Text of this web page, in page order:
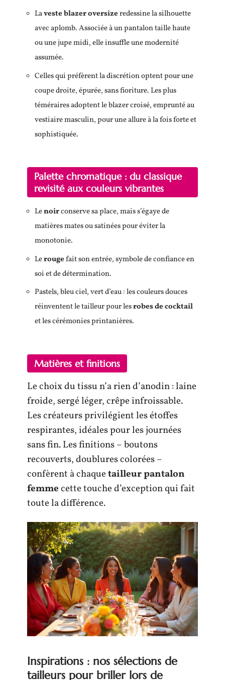
Laveste blazer oversizeredessine la silhouette
avec aplomb. Associée à un pantalon taille haute
ou une jupe midi, elle insuffle une modernité
assumée.
Celles qui préfèrent la discrétion optent pour une
coupe droite, épurée, sans fioriture. Les plus
téméraires adoptent le blazer croisé, emprunté au
vestiaire masculin, pour une allure à la fois forte et
sophistiquée.
Palette chromatique : du classique
revisité aux couleurs vibrantes
Lenoirconserve sa place, mais s’égaye de
matières mates ou satinées pour éviter la
monotonie.
Lerougefait son entrée, symbole de confiance en
soi et de détermination.
Pastels, bleu ciel, vert d’eau : les couleurs douces
réinventent le tailleur pour lesrobes de cocktail
et les cérémonies printanières.
Matières et finitions
Le choix du tissu n’a rien d’anodin : laine
froide, sergé léger, crêpe infroissable.
Les créateurs privilégient les étoffes
respirantes, idéales pour les journées
sans fin. Les finitions – boutons
recouverts, doublures colorées –
confèrent à chaquetailleur pantalon
femmecette touche d’exception qui fait
toute la différence.
Inspirations : nos sélections de
tailleurs pour briller lors de